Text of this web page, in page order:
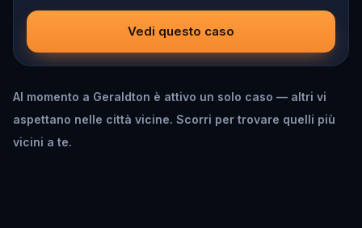
Vedi questo caso
Al momento a Geraldton è attivo un solo caso — altri vi
aspettano nelle città vicine. Scorri per trovare quelli più
vicini a te.